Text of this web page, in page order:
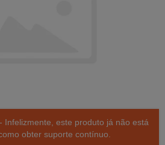
Infelizmente, este produto já não está
obter suporte contínuo.